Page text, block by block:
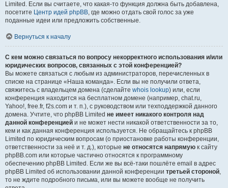
Limited. Если вы считаете, что какая-то функция должна быть добавлена,
посетите Центр идей phpBB, где можно отдать свой голос за уже
поданные идеи или предложить собственные.
Вернуться к началу
С кем можно связаться по вопросу некорректного использования и/или
юридических вопросов, связанных с этой конференцией?
Вы можете связаться с любым из администраторов, перечисленных в
списке на странице «Наша команда». Если вы не получили ответа,
свяжитесь с владельцем домена (сделайте whois lookup) или, если
конференция находится на бесплатном домене (например, chat.ru,
Yahoo!, free.fr, f2s.com и т. п.), с руководством или техподдержкой данного
домена. Учтите, что phpBB Limited не имеет никакого контроля над
данной конференцией и не может нести никакой ответственности за то,
кем и как данная конференция используется. Не обращайтесь к phpBB
Limited по юридическим вопросам (о приостановке работы конференции,
ответственности за неё и т. д.), которые не относятся напрямую к сайту
phpBB.com или которые частично относятся к программному
обеспечению phpBB Limited. Если же вы всё-таки пошлёте email в адрес
phpBB Limited об использовании данной конференции третьей стороной,
то не ждите подробного письма, или вы можете вообще не получить